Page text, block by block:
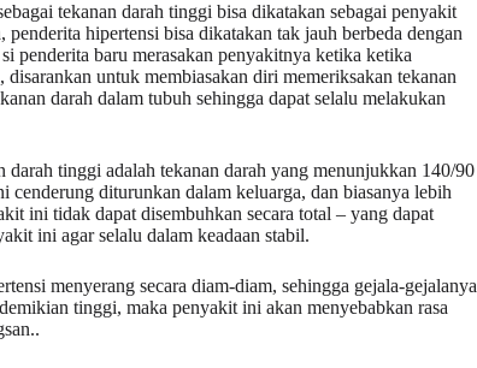
tekanan darah tinggi bisa dikatakan sebagai penyakit
hipertensi bisa dikatakan tak jauh berbeda dengan
penderita baru merasakan penyakitnya ketika ketika
untuk membiasakan diri memeriksakan tekanan
darah dalam tubuh sehingga dapat selalu melakukan
darah tinggi adalah tekanan darah yang menunjukkan 140/90
diturunkan dalam keluarga, dan biasanya lebih
ini tidak dapat disembuhkan secara total – yang dapat
ini agar selalu dalam keadaan stabil.
menyerang secara diam-diam, sehingga gejala-gejalanya
tinggi, maka penyakit ini akan menyebabkan rasa